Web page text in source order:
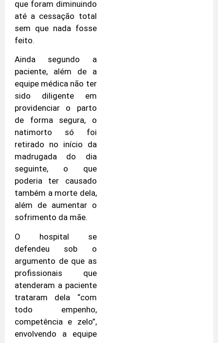
que foram diminuindo
até a cessação total
sem que nada fosse
feito.
Ainda segundo a
paciente, além de a
equipe médica não ter
sido diligente em
providenciar o parto
de forma segura, o
natimorto só foi
retirado no início da
madrugada do dia
seguinte, o que
poderia ter causado
também a morte dela,
além de aumentar o
sofrimento da mãe.
O hospital se
defendeu sob o
argumento de que as
profissionais que
atenderam a paciente
trataram dela “com
todo empenho,
competência e zelo”,
envolvendo a equipe